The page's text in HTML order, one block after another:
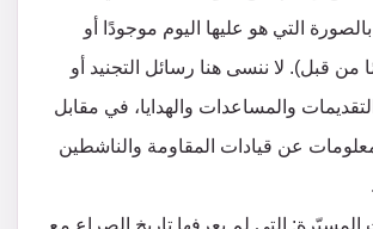
بالصورة التي هو عليها اليوم موجودًا أو
من قبل). لا ننسى هنا رسائل التجنيد أو
والمساعدات والهدايا، في مقابل
عن قيادات المقاومة والناشطين
المسيّرة: التي لم يعرفها تاريخ الصراع مع